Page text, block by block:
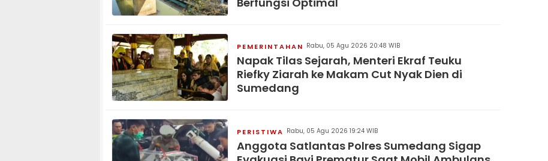
PEMERINTAHAN Rabu, 05 Agu 2026 20:48 WIB
Napak Tilas Sejarah, Menteri Ekraf Teuku
Riefky Ziarah ke Makam Cut Nyak Dien di
Sumedang
PERISTIWA Rabu, 05 Agu 2026 19:24 WIB
Anggota Satlantas Polres Sumedang Sigap